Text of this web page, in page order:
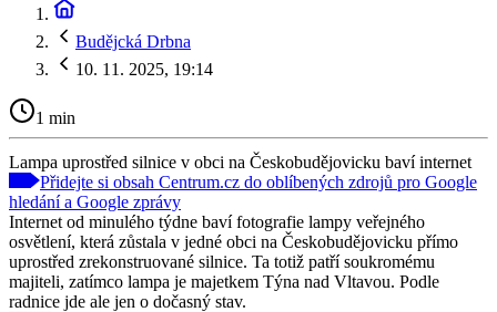
Budějcká Drbna
10. 11. 2025, 19:14
1 min
Lampa uprostřed silnice v obci na Českobudějovicku baví internet
Přidejte si obsah Centrum.cz do oblíbených zdrojů pro Google
hledání a Google zprávy
Internet od minulého týdne baví fotografie lampy veřejného
osvětlení, která zůstala v jedné obci na Českobudějovicku přímo
uprostřed zrekonstruované silnice. Ta totiž patří soukromému
majiteli, zatímco lampa je majetkem Týna nad Vltavou. Podle
radnice jde ale jen o dočasný stav.